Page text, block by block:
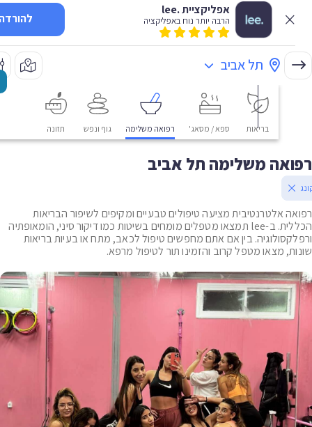
אפליקציית .lee
הרבה יותר נוח באפליקציה להורדה
תל אביב
בריאות ספא / מסאג' רפואה משלימה גוף ונפש תזונה
משלימה תל אביב
אלטרנטיבית מציעה טיפולים טבעיים ומקיפים לשיפור הבריאות
הכללית. ב-lee תמצאו מטפלים מומחים בשיטות כמו דיקור סיני, הומאופתיה
בין אם אתם מחפשים טיפול לכאב, מתח או בעיות בריאות
מצאו מטפל קרוב והזמינו תור לטיפול מרפא.